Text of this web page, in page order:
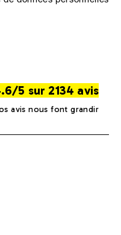
5 sur 2134 avis
avis nous font grandir